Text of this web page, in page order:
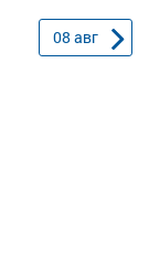
08 авг